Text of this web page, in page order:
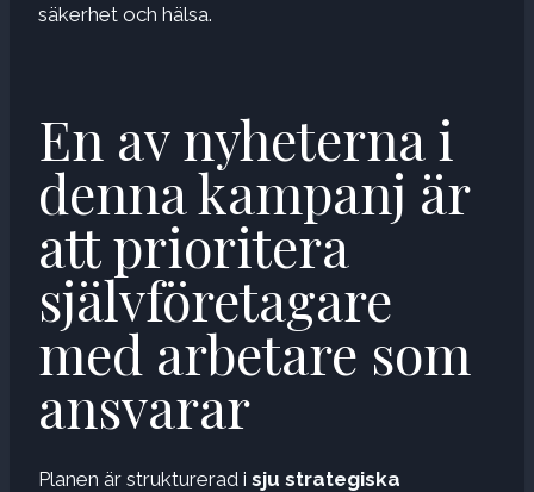
säkerhet och hälsa.
En av nyheterna i
denna kampanj är
att prioritera
självföretagare
med arbetare som
ansvarar
Planen är strukturerad i sju strategiska